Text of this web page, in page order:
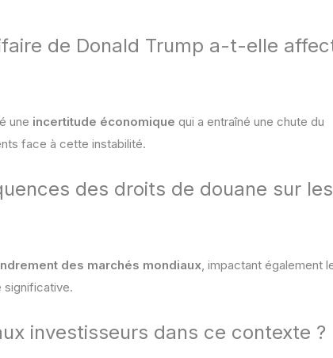
de Donald Trump a-t-elle
une incertitude économique qui a entraîné une chute du
face à cette instabilité.
des droits de douane sur les
des marchés mondiaux, impactant également
significative.
investisseurs dans ce contexte ?